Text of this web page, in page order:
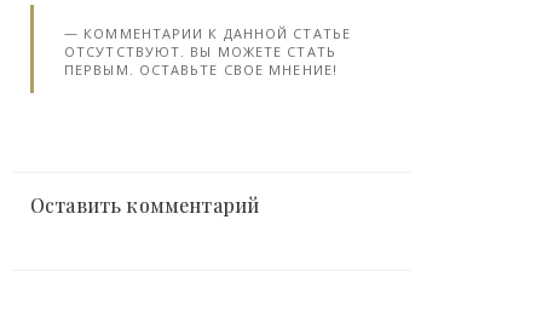
КОММЕНТАРИИ К ДАННОЙ СТАТЬЕ
ОТСУТСТВУЮТ. ВЫ МОЖЕТЕ СТАТЬ
ПЕРВЫМ. ОСТАВЬТЕ СВОЕ МНЕНИЕ!
Оставить комментарий